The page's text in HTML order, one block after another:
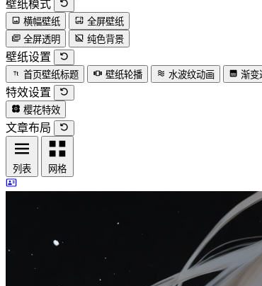
壁纸模式
横幅壁纸
全屏壁纸
全屏透明
纯色背景
壁纸设置
首页壁纸标题 壁纸轮播 水波纹动画 渐变
特效设置
樱花特效
文章布局
列表 网格